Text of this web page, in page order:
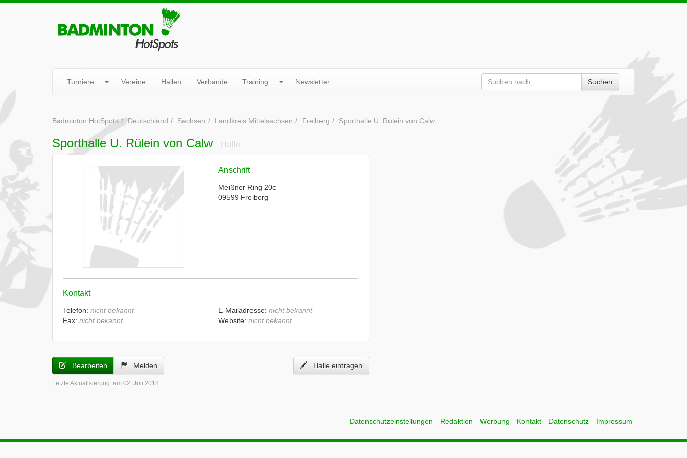
Turniere Vereine Hallen Verbände Training Newsletter Suchen
Badminton HotSpots Deutschland Sachsen Landkreis Mittelsachsen Freiberg Sporthalle U. Rülein von Calw
Sporthalle U. Rülein von Calw - Halle
Anschrift
Meißner Ring 20c
09599 Freiberg
Kontakt
Telefon: nicht bekannt
Fax: nicht bekannt
E-Mailadresse: nicht bekannt
Website: nicht bekannt
Bearbeiten Melden Halle eintragen
Letzte Aktualisierung: am 02. Juli 2018
Datenschutzeinstellungen Redaktion Werbung Kontakt Datenschutz Impressum